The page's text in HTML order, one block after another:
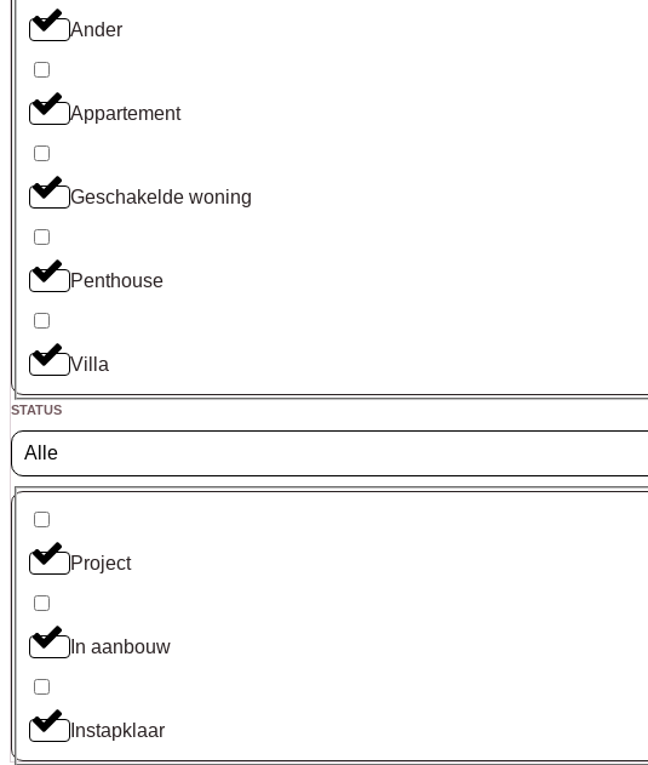
Ander
Appartement
Geschakelde woning
Penthouse
Villa
STATUS
Alle
Project
In aanbouw
Instapklaar